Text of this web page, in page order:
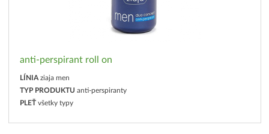
anti-perspirant roll on
LÍNIA ziaja men
TYP PRODUKTU anti-perspiranty
PLEŤ všetky typy